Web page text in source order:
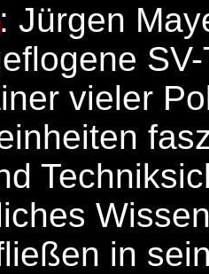
Jürgen
vieler
in